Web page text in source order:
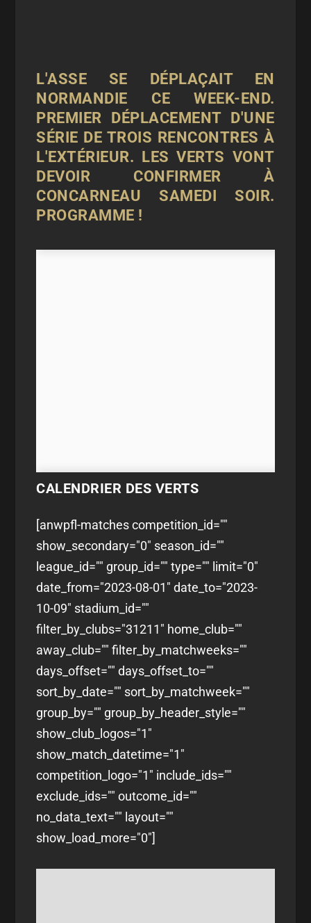
L'ASSE SE DÉPLAÇAIT EN
NORMANDIE CE WEEK-END.
PREMIER DÉPLACEMENT D'UNE
SÉRIE DE TROIS RENCONTRES À
L'EXTÉRIEUR. LES VERTS VONT
DEVOIR CONFIRMER À
CONCARNEAU SAMEDI SOIR.
PROGRAMME !
CALENDRIER DES VERTS
[anwpfl-matches competition_id=""
show_secondary="0" season_id=""
league_id="" group_id="" type="" limit="0"
date_from="2023-08-01" date_to="2023-
10-09" stadium_id=""
filter_by_clubs="31211" home_club=""
away_club="" filter_by_matchweeks=""
days_offset="" days_offset_to=""
sort_by_date="" sort_by_matchweek=""
group_by="" group_by_header_style=""
show_club_logos="1"
show_match_datetime="1"
competition_logo="1" include_ids=""
exclude_ids="" outcome_id=""
no_data_text="" layout=""
show_load_more="0"]